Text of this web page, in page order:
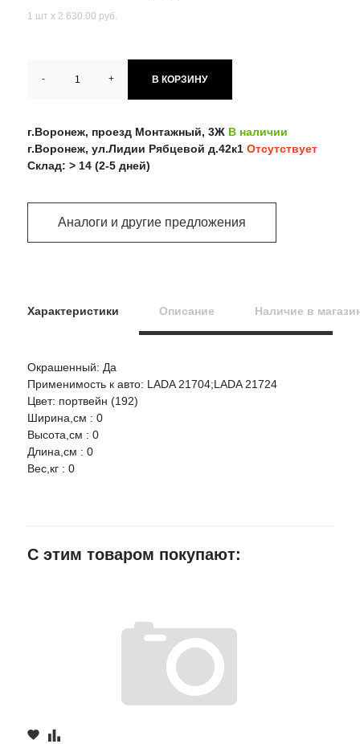
1 шт х 2 630.00 руб.
- + В КОРЗИНУ
г.Воронеж, проезд Монтажный, 3Ж В наличии
г.Воронеж, ул.Лидии Рябцевой д.42к1 Отсутствует
Склад: > 14 (2-5 дней)
Аналоги и другие предложения
Характеристики Описание Наличие в
Окрашенный: Да
Применимость к авто: LADA 21704;LADA 21724
Цвет: портвейн (192)
Ширина,см : 0
Высота,см : 0
Длина,см : 0
Вес,кг : 0
НАЛИЧИЕ СРОК ЦЕНА
БАМПЕР-НН Бампер передний 21704 портвейн (192)
Артикул:
217042803015192
Оцените товар:
Ваше имя
С этим товаром покупают: